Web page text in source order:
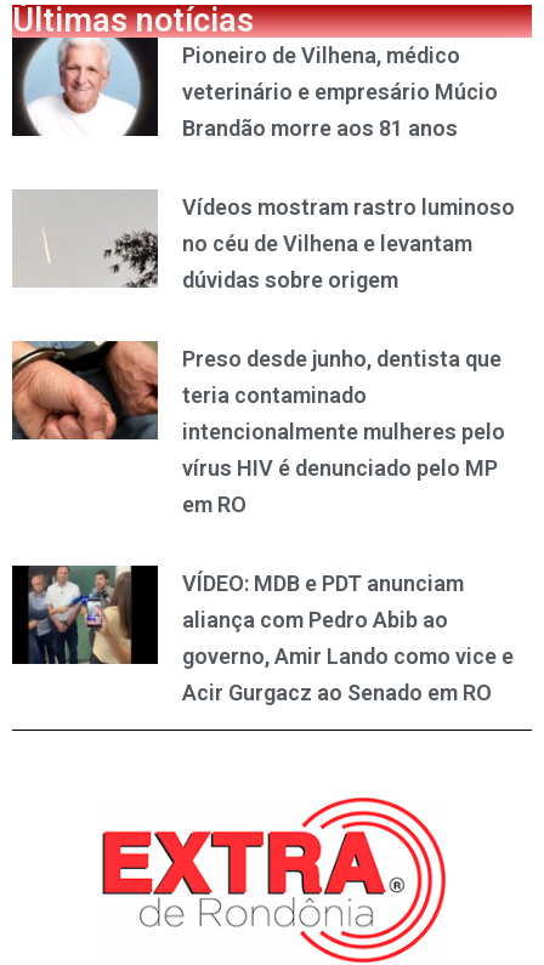
Últimas notícias
Pioneiro de Vilhena, médico
veterinário e empresário Múcio
Brandão morre aos 81 anos
Vídeos mostram rastro luminoso
no céu de Vilhena e levantam
dúvidas sobre origem
Preso desde junho, dentista que
teria contaminado
intencionalmente mulheres pelo
vírus HIV é denunciado pelo MP
em RO
VÍDEO: MDB e PDT anunciam
aliança com Pedro Abib ao
governo, Amir Lando como vice e
Acir Gurgacz ao Senado em RO